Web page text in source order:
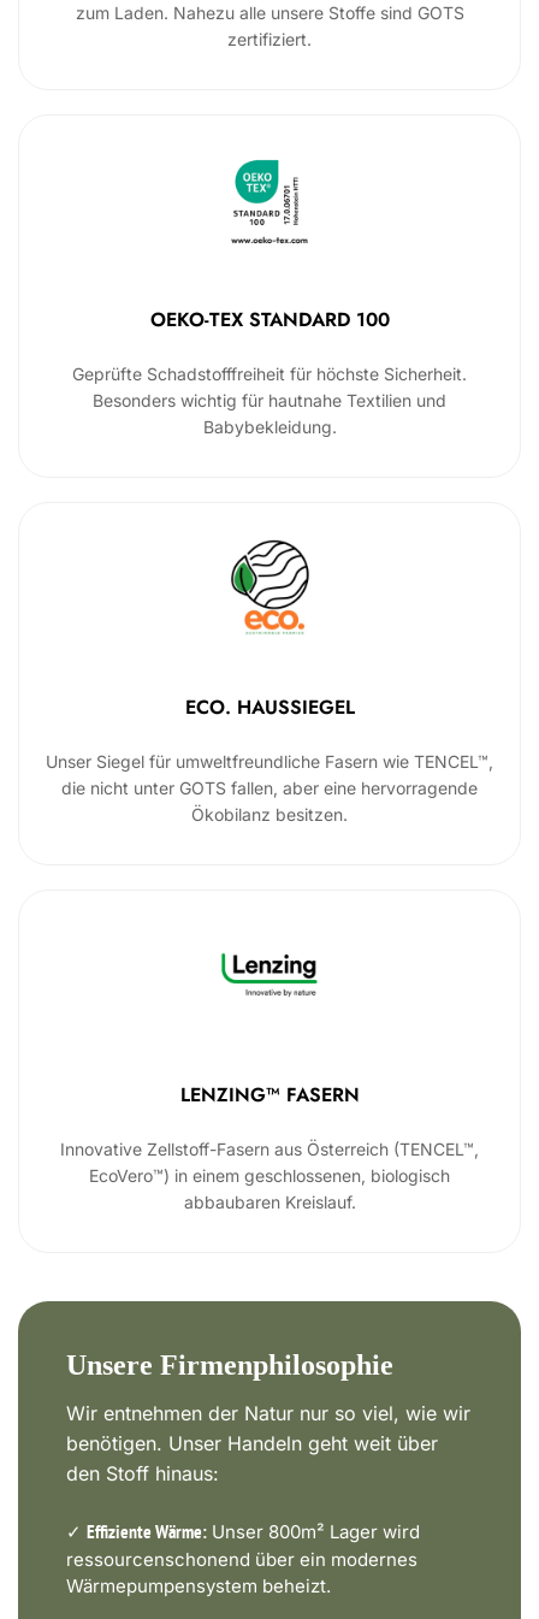
zum Laden. Nahezu alle unsere Stoffe sind GOTS
zertifiziert.
OEKO-TEX STANDARD 100
Geprüfte Schadstofffreiheit für höchste Sicherheit.
Besonders wichtig für hautnahe Textilien und
Babybekleidung.
ECO. HAUSSIEGEL
Unser Siegel für umweltfreundliche Fasern wie TENCEL™,
die nicht unter GOTS fallen, aber eine hervorragende
Ökobilanz besitzen.
LENZING™ FASERN
Innovative Zellstoff-Fasern aus Österreich (TENCEL™,
EcoVero™) in einem geschlossenen, biologisch
abbaubaren Kreislauf.
Unsere Firmenphilosophie
Wir entnehmen der Natur nur so viel, wie wir
benötigen. Unser Handeln geht weit über
den Stoff hinaus:
✓ Effiziente Wärme: Unser 800m² Lager wird
ressourcenschonend über ein modernes
Wärmepumpensystem beheizt.